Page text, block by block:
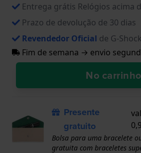
Entrega grátis Relógios acima
Prazo de devolução de 30 dias
Revendedor Oficial de G-Shock
Fim de semana → envio
No carrinho
Presente
gratuito
Bolsa para uma bracelete
gratuita com braceletes